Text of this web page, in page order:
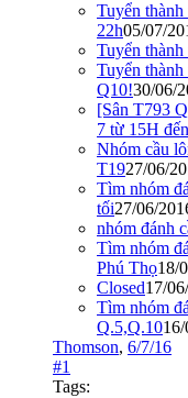
Tuyển
22h05/07/
Tuyển
Tuyển
Q10!30/06/
[Sân T793
7 từ 15H
Nhóm cầu
T1927/06/
Tìm nhóm
tối27/06/
nhóm đánh
Tìm nhóm
Phú Thọ18/
Closed17/
Tìm nhóm
Q.5,Q.10
Thomson, 6/7/16
#1
Tags: